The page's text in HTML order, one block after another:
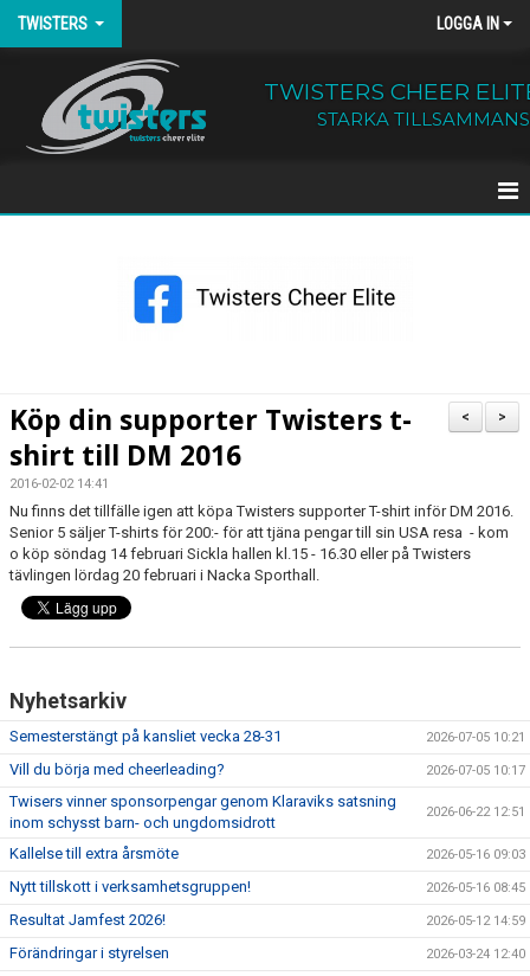
TWISTERS LOGGA IN
TWISTERS CHEER
STARKA TILLSAMMANS
KALENDER
EXTRATRÄNING
KLÄDER & MERCH
>
<
Köp din supporter Twisters t-
shirt till DM 2016
2016-02-02 14:41
Nu finns det tillfälle igen att köpa Twisters supporter T-shirt inför DM 2016.
Senior 5 säljer T-shirts för 200:- för att tjäna pengar till sin USA resa - kom
o köp söndag 14 februari Sickla hallen kl.15 - 16.30 eller på Twisters
tävlingen lördag 20 februari i Nacka Sporthall.
Nyhetsarkiv
Semesterstängt på kansliet vecka 28-31 2026-07-05 10:21
Vill du börja med cheerleading? 2026-07-05 10:17
Twisers vinner sponsorpengar genom Klaraviks satsning
inom schysst barn- och ungdomsidrott
2026-06-22 12:51
Kallelse till extra årsmöte 2026-05-16 09:03
Nytt tillskott i verksamhetsgruppen! 2026-05-16 08:45
Resultat Jamfest 2026! 2026-05-12 14:59
Förändringar i styrelsen 2026-03-24 12:40